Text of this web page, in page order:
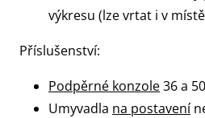
výkresu (lze vrtat i v
Příslušenství:
Podpěrné konzole36 a
Umyvadla na postavení